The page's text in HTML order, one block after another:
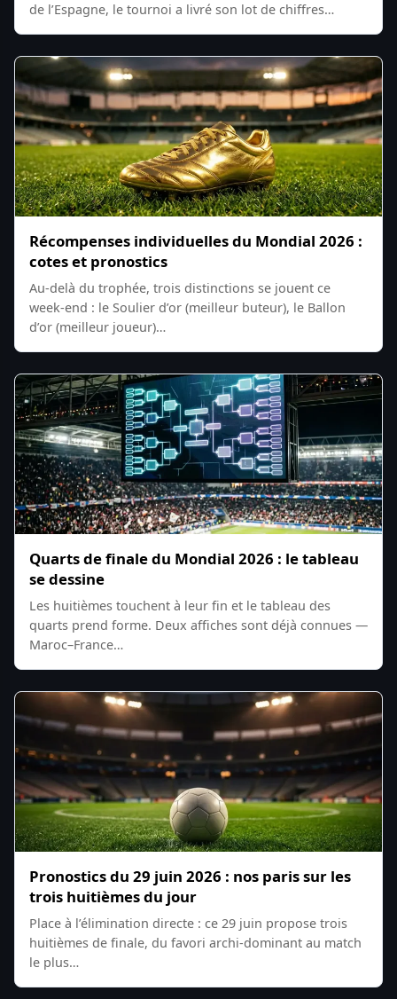
de l’Espagne, le tournoi a livré son lot de chiffres…
Récompenses individuelles du Mondial 2026 :
cotes et pronostics
Au-delà du trophée, trois distinctions se jouent ce
week-end : le Soulier d’or (meilleur buteur), le Ballon
d’or (meilleur joueur)…
Quarts de finale du Mondial 2026 : le tableau
se dessine
Les huitièmes touchent à leur fin et le tableau des
quarts prend forme. Deux affiches sont déjà connues —
Maroc–France…
Pronostics du 29 juin 2026 : nos paris sur les
trois huitièmes du jour
Place à l’élimination directe : ce 29 juin propose trois
huitièmes de finale, du favori archi-dominant au match
le plus…